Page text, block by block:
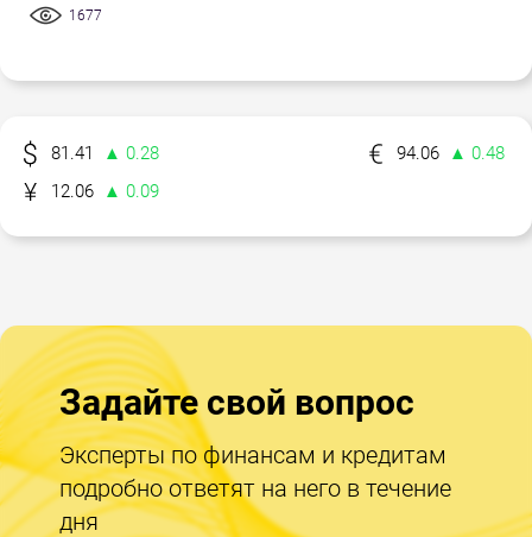
1677
81.41 ▲ 0.28 94.06
▲ 0.48
12.06
▲ 0.09
Задайте свой вопрос
Эксперты по финансам и кредитам
подробно ответят на него в течение
дня